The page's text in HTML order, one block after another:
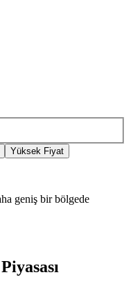
Yüksek Fiyat
geniş bir bölgede